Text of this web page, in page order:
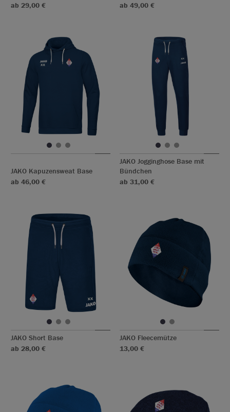
ab 29,00 €
ab 49,00 €
JAKO Kapuzensweat Base
ab 46,00 €
JAKO Jogginghose Base mit
Bündchen
ab 31,00 €
JAKO Short Base
ab 28,00 €
JAKO Fleecemütze
13,00 €